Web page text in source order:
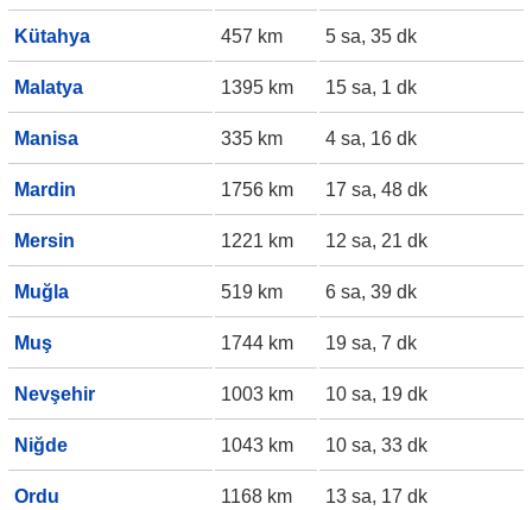
Kütahya 457 km 5 sa, 35 dk
Malatya 1395 km 15 sa, 1 dk
Manisa 335 km 4 sa, 16 dk
Mardin 1756 km 17 sa, 48 dk
Mersin 1221 km 12 sa, 21 dk
Muğla 519 km 6 sa, 39 dk
Muş 1744 km 19 sa, 7 dk
Nevşehir 1003 km 10 sa, 19 dk
Niğde 1043 km 10 sa, 33 dk
Ordu 1168 km 13 sa, 17 dk